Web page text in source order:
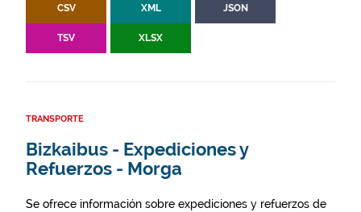
CSV XML JSON
TSV XLSX
TRANSPORTE
Bizkaibus - Expediciones y
Refuerzos - Morga
Se ofrece información sobre expediciones y refuerzos de